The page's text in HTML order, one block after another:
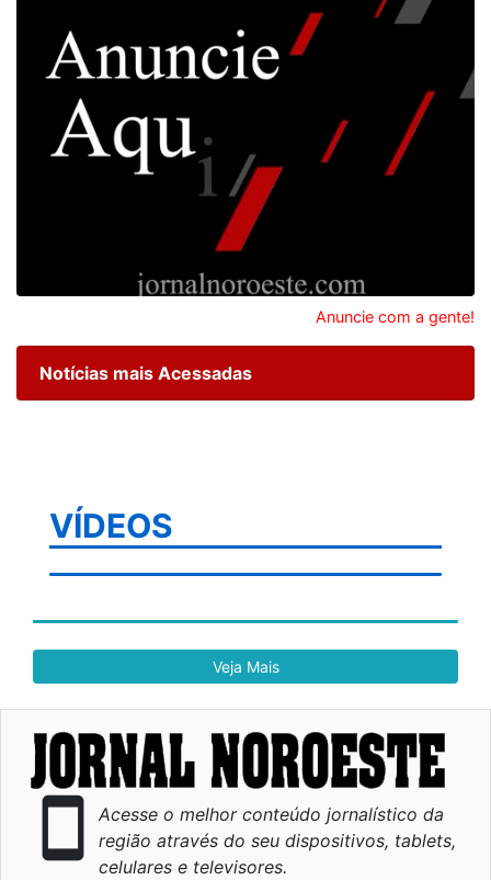
Anuncie com a gente!
Notícias mais Acessadas
VÍDEOS
Veja Mais
smartphone
Acesse o melhor conteúdo jornalístico da
região através do seu dispositivos, tablets,
celulares e televisores.